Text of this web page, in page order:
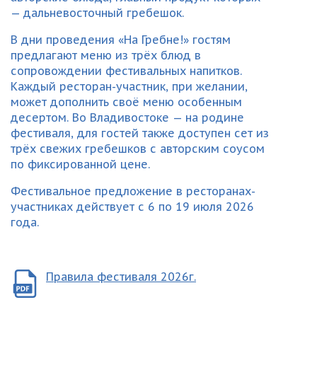
— дальневосточный гребешок.
В дни проведения «На Гребне!» гостям
предлагают меню из трёх блюд в
сопровождении фестивальных напитков.
Каждый ресторан-участник, при желании,
может дополнить своё меню особенным
десертом. Во Владивостоке — на родине
фестиваля, для гостей также доступен сет из
трёх свежих гребешков с авторским соусом
по фиксированной цене.
Фестивальное предложение в ресторанах-
участниках действует с 6 по 19 июля 2026
года.
Правила фестиваля 2026г.